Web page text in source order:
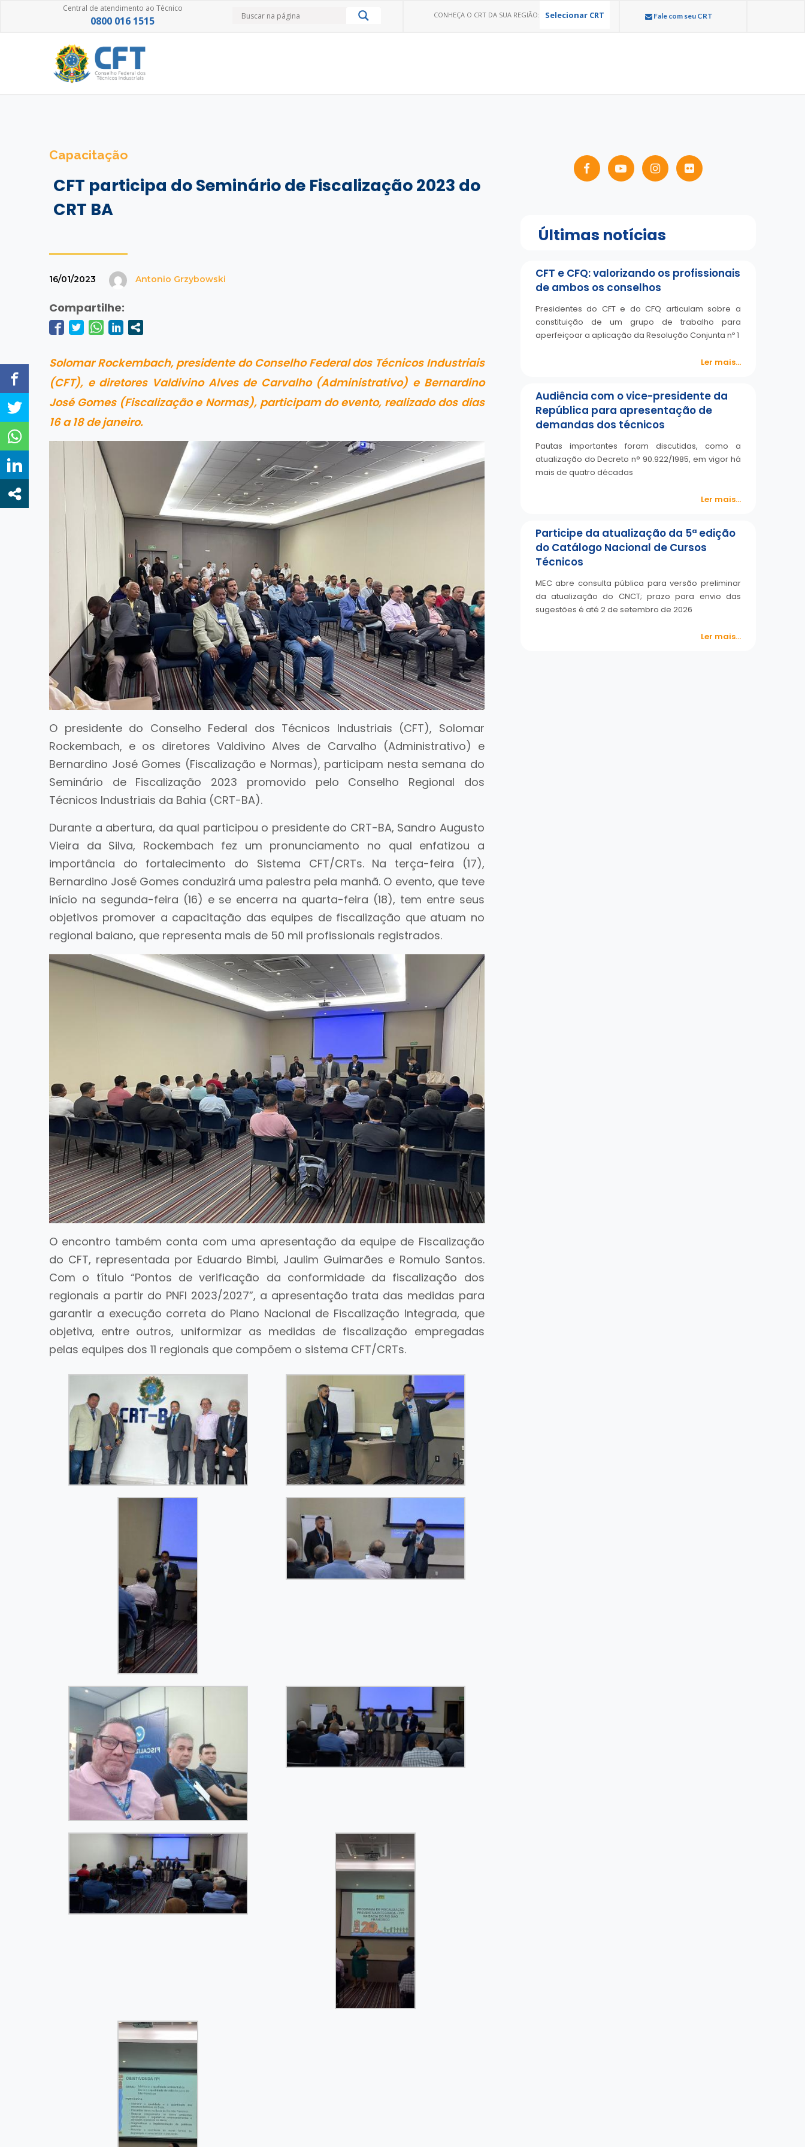
Central de atendimento ao Técnico
0800 016 1515 CONHEÇA O CRT DA SUA REGIÃO: Selecionar CRT Fale com seu CRT
Capacitação
CFT participa do Seminário de Fiscalização 2023 do
CRT BA
16/01/2023 Antonio Grzybowski
Compartilhe:
Solomar Rockembach, presidente do Conselho Federal dos Técnicos Industriais
(CFT), e diretores Valdivino Alves de Carvalho (Administrativo) e Bernardino
José Gomes (Fiscalização e Normas), participam do evento, realizado dos dias
16 a 18 de janeiro.
O presidente do Conselho Federal dos Técnicos Industriais (CFT), Solomar
Rockembach, e os diretores Valdivino Alves de Carvalho (Administrativo) e
Bernardino José Gomes (Fiscalização e Normas), participam nesta semana do
Seminário de Fiscalização 2023 promovido pelo Conselho Regional dos
Técnicos Industriais da Bahia (CRT-BA).
Durante a abertura, da qual participou o presidente do CRT-BA, Sandro Augusto
Vieira da Silva, Rockembach fez um pronunciamento no qual enfatizou a
importância do fortalecimento do Sistema CFT/CRTs. Na terça-feira (17),
Bernardino José Gomes conduzirá uma palestra pela manhã. O evento, que teve
início na segunda-feira (16) e se encerra na quarta-feira (18), tem entre seus
objetivos promover a capacitação das equipes de fiscalização que atuam no
regional baiano, que representa mais de 50 mil profissionais registrados.
O encontro também conta com uma apresentação da equipe de Fiscalização
do CFT, representada por Eduardo Bimbi, Jaulim Guimarães e Romulo Santos.
Com o título “Pontos de verificação da conformidade da fiscalização dos
regionais a partir do PNFI 2023/2027”, a apresentação trata das medidas para
garantir a execução correta do Plano Nacional de Fiscalização Integrada, que
objetiva, entre outros, uniformizar as medidas de fiscalização empregadas
pelas equipes dos 11 regionais que compõem o sistema CFT/CRTs.
Últimas notícias
CFT e CFQ: valorizando os profissionais
de ambos os conselhos
Presidentes do CFT e do CFQ articulam sobre a
constituição de um grupo de trabalho para
aperfeiçoar a aplicação da Resolução Conjunta nº 1
Ler mais...
Audiência com o vice-presidente da
República para apresentação de
demandas dos técnicos
Pautas importantes foram discutidas, como a
atualização do Decreto n° 90.922/1985, em vigor há
mais de quatro décadas
Ler mais...
Participe da atualização da 5ª edição
do Catálogo Nacional de Cursos
Técnicos
MEC abre consulta pública para versão preliminar
da atualização do CNCT; prazo para envio das
sugestões é até 2 de setembro de 2026
Ler mais...